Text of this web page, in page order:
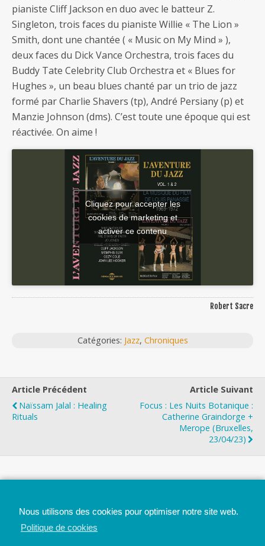
pianiste Cliff Jackson en duo avec le batteur Z.
Singleton, trois faces du pianiste Willie « The Lion »
Smith, dont une chantée ( « Music on My Mind » ),
deux faces du Dick Vance Orchestra, trois faces du
Buddy Tate Celebrity Club Orchestra et « Blues for
Hughes », un beau blues chanté par un trio de jazz
formé par Charlie Shavers (tp), André Persiany (p) et
Manzie Johnson (dms). C’est toute une époque qui est
réactivée. On aime !
Cliquez pour accepter les
cookies de marketing et
activer ce contenu
Robert Sacre
Catégories: Jazz, Chroniques
Article Précédent
Naïssam Jalal : Healing
Rituals
Article Suivant
Focus : Les Nuits Botanique :
Catherine Graindorge +
Merope (Bruxelles,
23/04/23)
Nous utilisons des cookies pour optimiser notre site web.
Politique de cookies